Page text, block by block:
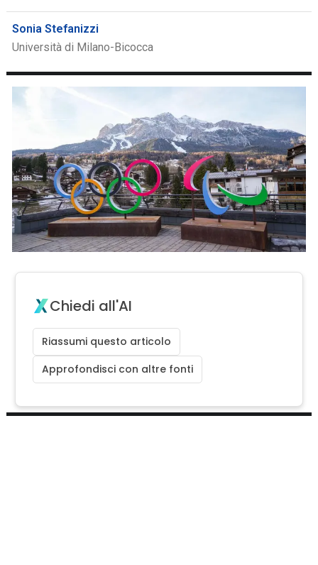
Sonia Stefanizzi
Università di Milano-Bicocca
Chiedi all'AI
Riassumi questo articolo
Approfondisci con altre fonti